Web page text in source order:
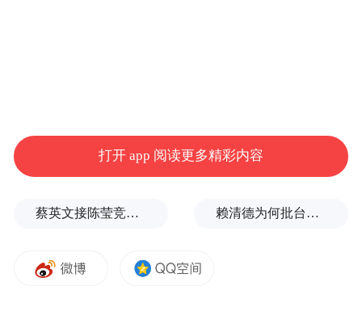
打开 app 阅读更多精彩内容
蔡英文接陈莹竞选总部主委？郭正亮爆玄机：她的谋划是陈其迈 赖清德为何批台中？岛内媒体人曝蔡英文让他压力大